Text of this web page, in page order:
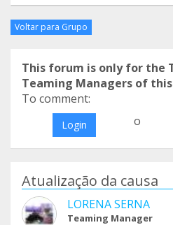
Voltar para Grupo
This forum is only for the
Teaming Managers of
To comment:
Login o
Atualização da causa
LORENA SERNA
Teaming Manager